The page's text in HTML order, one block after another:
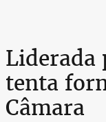
Liderada
tenta
Câmara